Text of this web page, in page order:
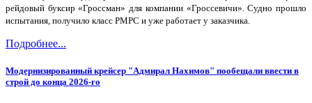
рейдовый буксир «Гроссман» для компании «Гроссевичи». Судно прошло
испытания, получило класс РМРС и уже работает у заказчика.
Подробнее...
Модернизированный крейсер "Адмирал Нахимов" пообещали ввести в
строй до конца 2026-го